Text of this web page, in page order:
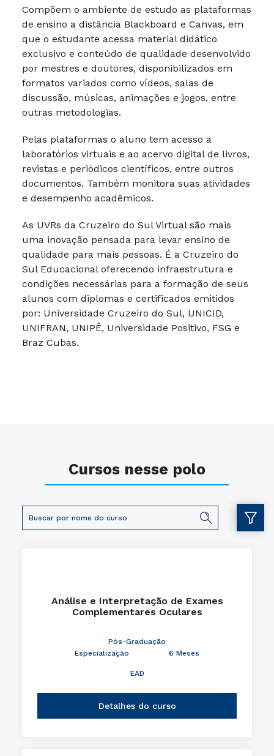
Compõem o ambiente de estudo as plataformas
de ensino a distância Blackboard e Canvas, em
que o estudante acessa material didático
exclusivo e conteúdo de qualidade desenvolvido
por mestres e doutores, disponibilizados em
formatos variados como vídeos, salas de
discussão, músicas, animações e jogos, entre
outras metodologias.
Pelas plataformas o aluno tem acesso a
laboratórios virtuais e ao acervo digital de livros,
revistas e periódicos científicos, entre outros
documentos. Também monitora suas atividades
e desempenho acadêmicos.
As UVRs da Cruzeiro do Sul Virtual são mais
uma inovação pensada para levar ensino de
qualidade para mais pessoas. É a Cruzeiro do
Sul Educacional oferecendo infraestrutura e
condições necessárias para a formação de seus
alunos com diplomas e certificados emitidos
por: Universidade Cruzeiro do Sul, UNICID,
UNIFRAN, UNIPÊ, Universidade Positivo, FSG e
Braz Cubas.
Cursos nesse polo
Análise e Interpretação de Exames
Complementares Oculares
Pós-Graduação
Especialização
6 Meses
EAD
Detalhes do curso